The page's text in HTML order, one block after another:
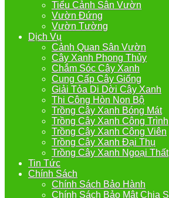
Tiểu Cảnh Sân Vườn
Vườn Đứng
Vườn Tường
Dịch Vụ
Cảnh Quan Sân Vườn
Cây Xanh Phong Thủy
Chắm Sóc Cây Xanh
Cung Cấp Cây Giống
Giải Tỏa Di Dời Cây Xanh
Thi Công Hòn Non Bộ
Trồng Cây Xanh Bóng Mát
Trồng Cây Xanh Công Trình
Trồng Cây Xanh Công Viên
Trồng Cây Xanh Đại Thụ
Trồng Cây Xanh Ngoại Thất
Tin Tức
Chính Sách
Chính Sách Bảo Hành
Chính Sách Bảo Mật Chia